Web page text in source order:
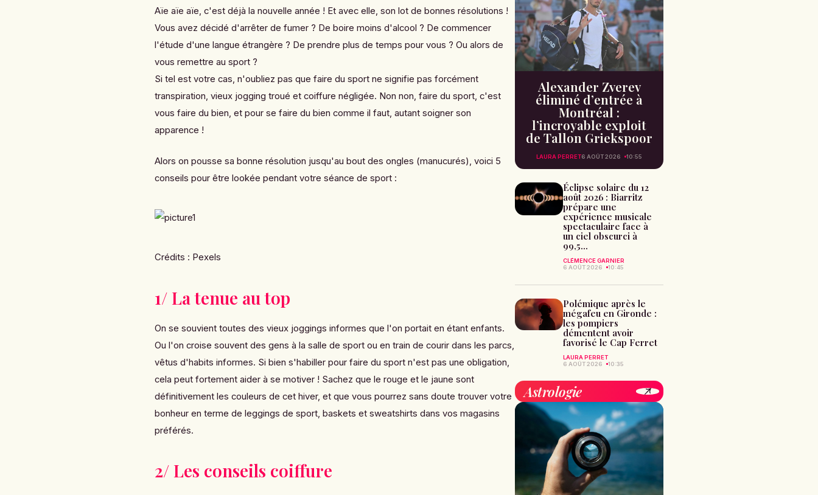
Aïe aïe aïe, c'est déjà la nouvelle année ! Et avec elle, son lot de bonnes résolutions !
Vous avez décidé d'arrêter de fumer ? De boire moins d'alcool ? De commencer
l'étude d'une langue étrangère ? De prendre plus de temps pour vous ? Ou alors de
vous remettre au sport ?
Si tel est votre cas, n'oubliez pas que faire du sport ne signifie pas forcément
transpiration, vieux jogging troué et coiffure négligée. Non non, faire du sport, c'est
vous faire du bien, et pour se faire du bien comme il faut, autant soigner son
apparence !
Alors on pousse sa bonne résolution jusqu'au bout des ongles (manucurés), voici 5
conseils pour être lookée pendant votre séance de sport :
Crédits : Pexels
1/ La tenue au top
On se souvient toutes des vieux joggings informes que l'on portait en étant enfants.
Ou l'on croise souvent des gens à la salle de sport ou en train de courir dans les parcs,
vêtus d'habits informes. Si bien s'habiller pour faire du sport n'est pas une obligation,
cela peut fortement aider à se motiver ! Sachez que le rouge et le jaune sont
définitivement les couleurs de cet hiver, et que vous pourrez sans doute trouver votre
bonheur en terme de leggings de sport, baskets et sweatshirts dans vos magasins
préférés.
2/ Les conseils coiffure
Alexander Zverev
éliminé d’entrée à
Montréal :
l’incroyable exploit
de Tallon Griekspoor
LAURA PERRET6 AOÛT 2026 10:55
Éclipse solaire du 12
août 2026 : Biarritz
prépare une
expérience musicale
spectaculaire face à
un ciel obscurci à
99,5...
CLÉMENCE GARNIER
6 AOÛT 2026
10:45
Polémique après le
mégafeu en Gironde :
les pompiers
démentent avoir
favorisé le Cap Ferret
LAURA PERRET
6 AOÛT 2026
10:35
Astrologie